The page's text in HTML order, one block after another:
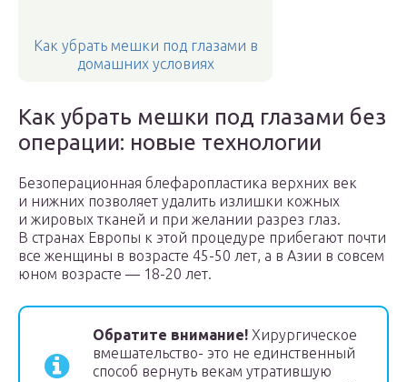
Как убрать мешки под глазами в
домашних условиях
Как убрать мешки под глазами без
операции: новые технологии
Безоперационная блефаропластика верхних век
и нижних позволяет удалить излишки кожных
и жировых тканей и при желании разрез глаз.
В странах Европы к этой процедуре прибегают почти
все женщины в возрасте 45-50 лет, а в Азии в совсем
юном возрасте — 18-20 лет.
Обратите внимание! Хирургическое
вмешательство- это не единственный
способ вернуть векам утратившую